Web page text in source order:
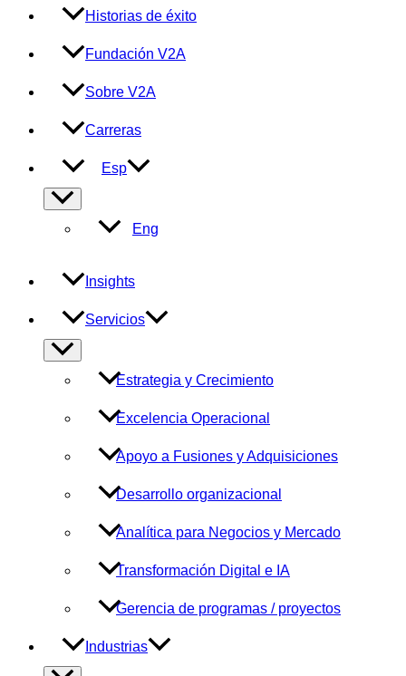
Historias de éxito
Fundación V2A
Sobre V2A
Carreras
Esp
Alternar
menú
Eng
Insights
Servicios
Alternar
menú
Estrategia y Crecimiento
Excelencia Operacional
Apoyo a Fusiones y Adquisiciones
Desarrollo organizacional
Analítica para Negocios y Mercado
Transformación Digital e IA
Gerencia de programas / proyectos
Industrias